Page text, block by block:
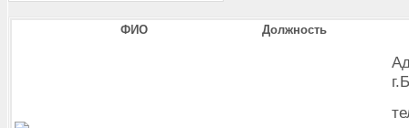
ФИО Должность